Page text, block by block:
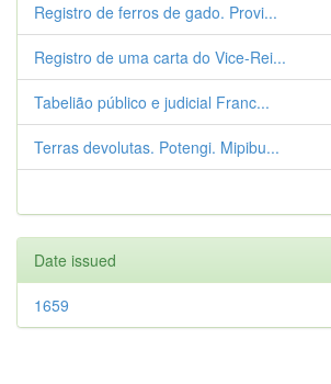
Registro de ferros de gado. Provi...
Registro de uma carta do Vice-Rei...
Tabelião público e judicial Franc...
Terras devolutas. Potengi. Mipibu...
Date issued
1659